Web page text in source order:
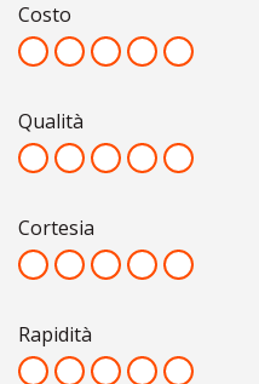
Costo
Qualità
Cortesia
Rapidità